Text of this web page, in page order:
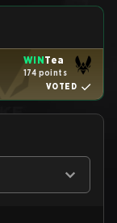
WINTea
174 points
VOTED